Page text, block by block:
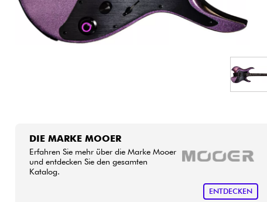
DIE MARKE MOOER
Erfahren Sie mehr über die Marke Mooer
und entdecken Sie den gesamten
Katalog.
ENTDECKEN